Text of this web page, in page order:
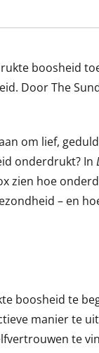
boosheid
Door The
om lief,
onderdrukt? In
zien hoe
– en
boosheid te
manier te
te